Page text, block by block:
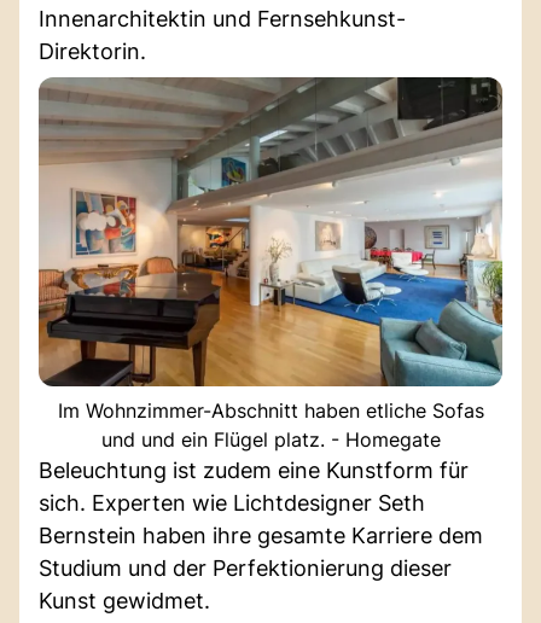
Innenarchitektin und Fernsehkunst-
Direktorin.
Im Wohnzimmer-Abschnitt haben etliche Sofas
und und ein Flügel platz. - Homegate
Beleuchtung ist zudem eine Kunstform für
sich. Experten wie Lichtdesigner Seth
Bernstein haben ihre gesamte Karriere dem
Studium und der Perfektionierung dieser
Kunst gewidmet.